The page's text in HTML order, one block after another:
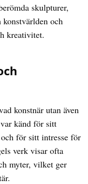
skulpturer,
och
kreativitet.
konstnär utan även
känd för sitt
för sitt intresse för
verk visar ofta
myter, vilket ger